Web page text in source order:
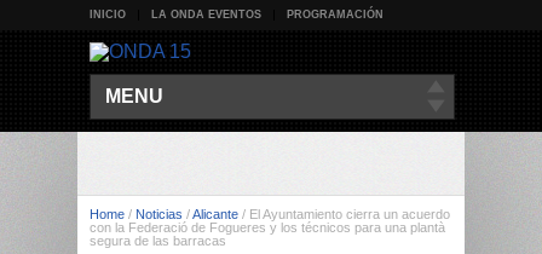
INICIO LA ONDA EVENTOS PROGRAMACIÓN
MENU
Home / Noticias /Alicante / El Ayuntamiento cierra un acuerdo
con la Federació de Fogueres y los técnicos para una plantà
segura de las barracas